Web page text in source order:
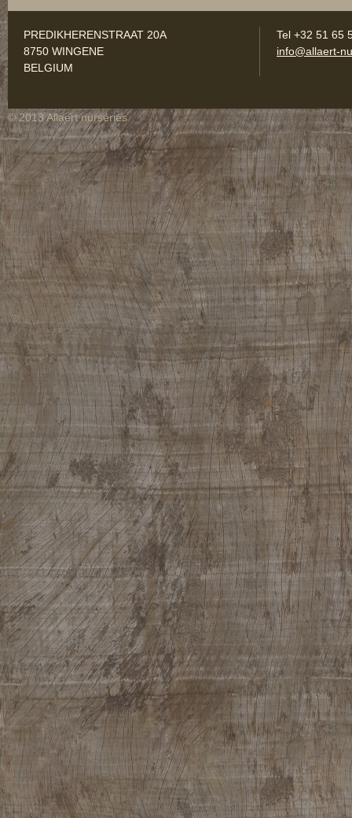
PREDIKHERENSTRAAT 20A
8750 WINGENE
BELGIUM
Tel +32 51 65
info@allaert-
© 2013 Allaert nurseries